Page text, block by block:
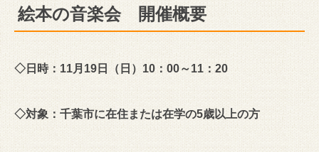
絵本の音楽会 開催概要
◇日時：11月19日（日）10：00～11：20
◇対象：千葉市に在住または在学の5歳以上の方